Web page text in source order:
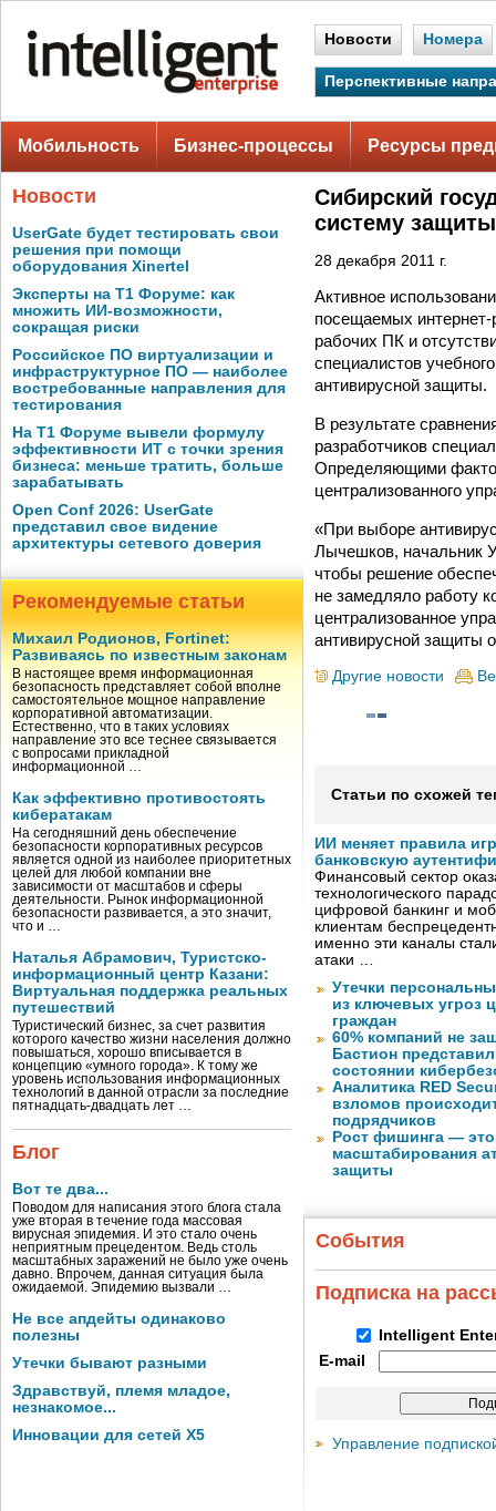
Новости Номера
Перспективные
Мобильность Бизнес-процессы Ресурсы
Новости
UserGate будет тестировать свои
решения при помощи
оборудования Xinertel
Эксперты на Т1 Форуме: как
множить ИИ-возможности,
сокращая риски
Российское ПО виртуализации и
инфраструктурное ПО — наиболее
востребованные направления для
тестирования
На Т1 Форуме вывели формулу
эффективности ИТ с точки зрения
бизнеса: меньше тратить, больше
зарабатывать
Open Conf 2026: UserGate
представил свое видение
архитектуры сетевого доверия
Рекомендуемые статьи
Михаил Родионов, Fortinet:
Развиваясь по известным законам
В настоящее время информационная
безопасность представляет собой вполне
самостоятельное мощное направление
корпоративной автоматизации.
Естественно, что в таких условиях
направление это все теснее связывается
с вопросами прикладной
информационной …
Как эффективно противостоять
кибератакам
На сегодняшний день обеспечение
безопасности корпоративных ресурсов
является одной из наиболее приоритетных
целей для любой компании вне
зависимости от масштабов и сферы
деятельности. Рынок информационной
безопасности развивается, а это значит,
что и …
Наталья Абрамович, Туристско-
информационный центр Казани:
Виртуальная поддержка реальных
путешествий
Туристический бизнес, за счет развития
которого качество жизни населения должно
повышаться, хорошо вписывается в
концепцию «умного города». К тому же
уровень использования информационных
технологий в данной отрасли за последние
пятнадцать-двадцать лет …
Блог
Вот те два...
Поводом для написания этого блога стала
уже вторая в течение года массовая
вирусная эпидемия. И это стало очень
неприятным прецедентом. Ведь столь
масштабных заражений не было уже очень
давно. Впрочем, данная ситуация была
ожидаемой. Эпидемию вызвали …
Не все апдейты одинаково
полезны
Утечки бывают разными
Здравствуй, племя младое,
незнакомое...
Инновации для сетей X5
Сибирский
систему
28 декабря 2011 г.
Активное
посещаемых
рабочих ПК и
специалистов
антивирусной защиты.
В результате
разработчиков
Определяющими
централизованного
«При выборе
Лычешков, начальник
чтобы решение
не замедляло работу
централизованное
антивирусной защиты
Другие новости
Статьи по схожей
ИИ меняет правила
банковскую
Финансовый сектор
технологического
цифровой банкинг и
клиентам
именно эти каналы
атаки …
Утечки
из ключевых угроз
граждан
60% компаний не
Бастион
состоянии
Аналитика RED
взломов
подрядчиков
Рост фишинга —
масштабирования
защиты
События
Подписка на
Intelligent
E-mail
Управление